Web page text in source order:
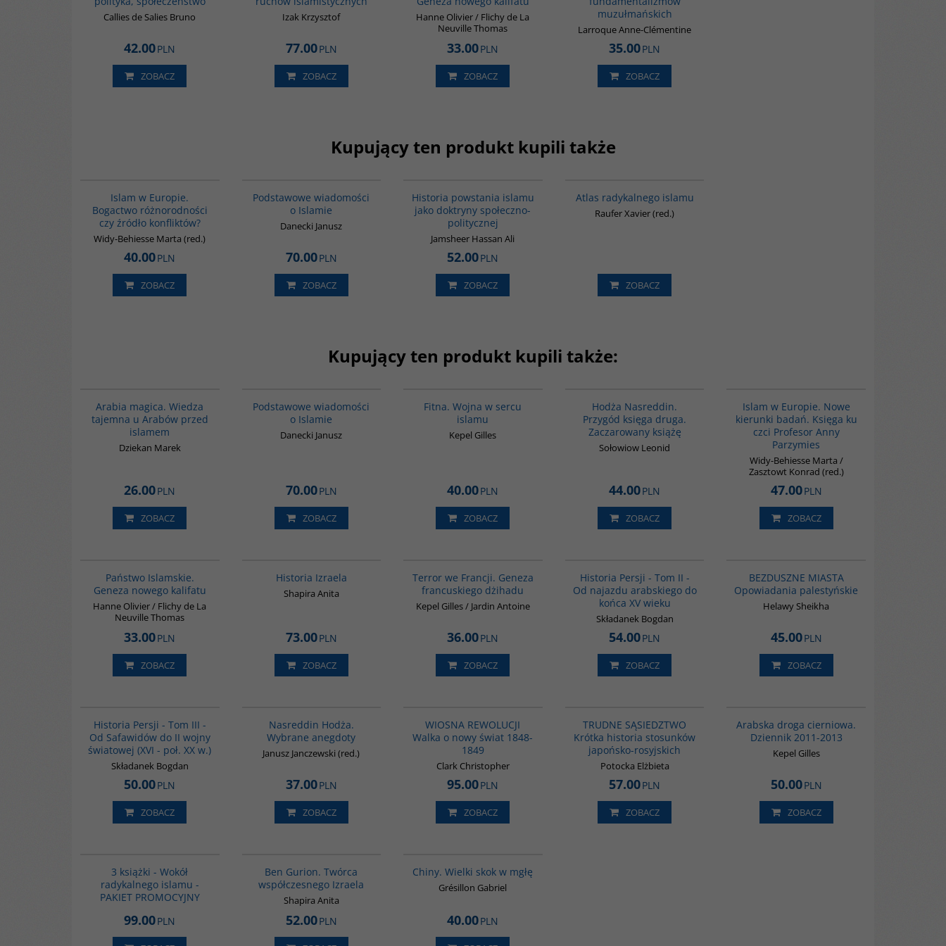
Callies de Salies Bruno
42.00PLN
ZOBACZ
Izak Krzysztof
77.00PLN
ZOBACZ
Hanne Olivier / Flichy de La
Neuville Thomas
33.00PLN
ZOBACZ
muzułmańskich
Larroque Anne-Clémentine
35.00PLN
ZOBACZ
Kupujący ten produkt kupili także
Islam w Europie.
Bogactwo różnorodności
czy źródło konfliktów?
Widy-Behiesse Marta (red.)
40.00PLN
ZOBACZ
Podstawowe wiadomości
o Islamie
Danecki Janusz
70.00PLN
ZOBACZ
Historia powstania islamu
jako doktryny społeczno-
politycznej
Jamsheer Hassan Ali
52.00PLN
ZOBACZ
Atlas radykalnego islamu
Raufer Xavier (red.)
ZOBACZ
Kupujący ten produkt kupili także:
Arabia magica. Wiedza
tajemna u Arabów przed
islamem
Dziekan Marek
26.00PLN
ZOBACZ
Podstawowe wiadomości
o Islamie
Danecki Janusz
70.00PLN
ZOBACZ
Fitna. Wojna w sercu
islamu
Kepel Gilles
40.00PLN
ZOBACZ
Hodża Nasreddin.
Przygód księga druga.
Zaczarowany książę
Sołowiow Leonid
44.00PLN
ZOBACZ
Islam w Europie. Nowe
kierunki badań. Księga ku
czci Profesor Anny
Parzymies
Widy-Behiesse Marta /
Zasztowt Konrad (red.)
47.00PLN
ZOBACZ
Państwo Islamskie.
Geneza nowego kalifatu
Hanne Olivier / Flichy de La
Neuville Thomas
33.00PLN
ZOBACZ
Historia Izraela
Shapira Anita
73.00PLN
ZOBACZ
Terror we Francji. Geneza
francuskiego dżihadu
Kepel Gilles / Jardin Antoine
36.00PLN
ZOBACZ
Historia Persji - Tom II -
Od najazdu arabskiego do
końca XV wieku
Składanek Bogdan
54.00PLN
ZOBACZ
BEZDUSZNE MIASTA
Opowiadania palestyńskie
Helawy Sheikha
45.00PLN
ZOBACZ
Historia Persji - Tom III -
Od Safawidów do II wojny
światowej (XVI - poł. XX w.)
Składanek Bogdan
50.00PLN
ZOBACZ
Nasreddin Hodża.
Wybrane anegdoty
Janusz Janczewski (red.)
37.00PLN
ZOBACZ
WIOSNA REWOLUCJI
Walka o nowy świat 1848-
1849
Clark Christopher
95.00PLN
ZOBACZ
TRUDNE SĄSIEDZTWO
Krótka historia stosunków
japońsko-rosyjskich
Potocka Elżbieta
57.00PLN
ZOBACZ
Arabska droga cierniowa.
Dziennik 2011-2013
Kepel Gilles
50.00PLN
ZOBACZ
3 książki - Wokół
radykalnego islamu -
PAKIET PROMOCYJNY
99.00PLN
Ben Gurion. Twórca
współczesnego Izraela
Shapira Anita
52.00PLN
Chiny. Wielki skok w mgłę
Grésillon Gabriel
40.00PLN